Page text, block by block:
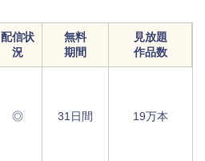
配信状
況
無料
期間
見放題
作品数
◎ 31日間 19万本